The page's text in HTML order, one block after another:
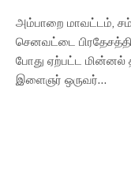
அம்பாறை மாவட்டம்,
செனவட்டை
போது ஏற்பட்ட
இளைஞர் ஒருவர்…